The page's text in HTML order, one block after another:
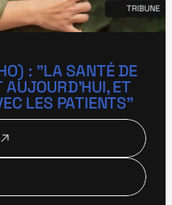
: "LA SANTÉ DE
ET
LES PATIENTS"